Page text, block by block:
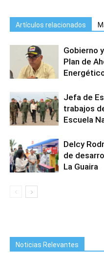
Artículos relacionados
Gobierno
Plan de
Jefa de
trabajos
Escuela
Delcy
de
La Guaira
Noticias Relevantes